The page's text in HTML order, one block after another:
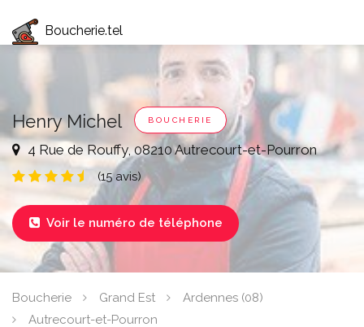
Boucherie.tel
Henry Michel BOUCHERIE
4 Rue de Rouffy, 08210 Autrecourt-et-Pourron
(15 avis)
 Voir le numéro de téléphone
Boucherie Grand Est
Ardennes (08)
Autrecourt-et-Pourron